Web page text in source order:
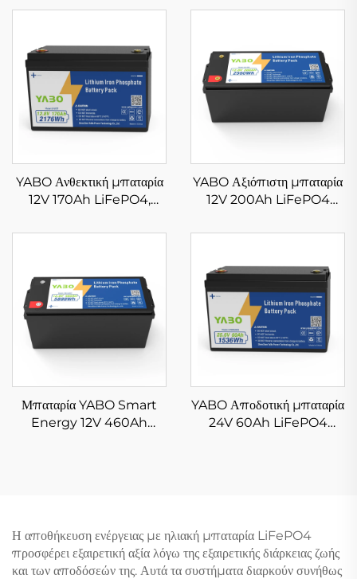
YABO Ανθεκτική μπαταρία
12V 170Ah LiFePO4,
φωσφορικού σιδήρου
αποθήκευσης ηλιακής
ενέργειας
YABO Αξιόπιστη μπαταρία
12V 200Ah LiFePO4
μπαταρία λιθίου σιδήρου
οικιακή εφεδρική χρήση και
παροχή ρεύματος έκτακτης
ανάγκης
Μπαταρία YABO Smart
Energy 12V 460Ah
εφεδρική ισχύ
YABO Αποδοτική μπαταρία
24V 60Ah LiFePO4
αποθήκευση
Η αποθήκευση ενέργειας με ηλιακή μπαταρία LiFePO4
προσφέρει εξαιρετική αξία λόγω της εξαιρετικής διάρκειας ζωής
και των αποδόσεών της. Αυτά τα συστήματα διαρκούν συνήθως